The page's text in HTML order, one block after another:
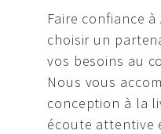
Faire confiance à
choisir un
vos besoins au
Nous vous
conception à la
écoute attentive